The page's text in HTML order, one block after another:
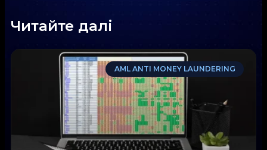
Читайте далі
AML ANTI MONEY LAUNDERING